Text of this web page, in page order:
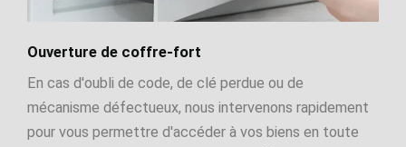
Ouverture de coffre-fort
En cas d'oubli de code, de clé perdue ou de
mécanisme défectueux, nous intervenons rapidement
pour vous permettre d'accéder à vos biens en toute